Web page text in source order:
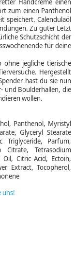
Handcreme einen
zum einen Panthenol
speichert. Calendulaöl
Zu guter Letzt
Schutzschicht der
für deine
jegliche tierische
Hergestellt
hast du sie nun
und Boulderhallen, die
wollen.
Panthenol, Myristyl
Glyceryl Stearate
Triglyceride, Parfum,
Citrate, Tetrasodium
Oil, Citric Acid, Ectoin,
Extract, Tocopherol,
uns!